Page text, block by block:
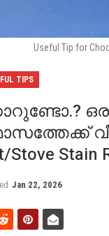
Useful Tip for
TIPS
Stove Stain
Jan 22, 2026